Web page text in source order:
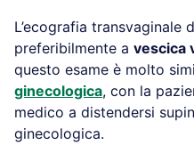
L’ecografia transvaginale
preferibilmente a vescica
questo esame è molto
ginecologica, con la
medico a distendersi
ginecologica.